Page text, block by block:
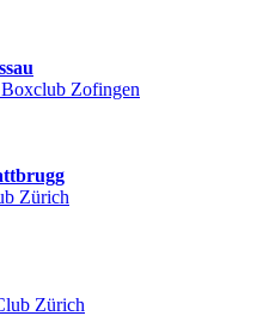
Zofingen
Zürich
Zürich